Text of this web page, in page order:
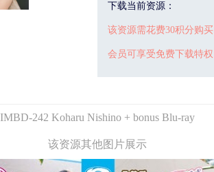
下载当前资源：
该资源需花费30积分购买
会员可享受免费下载特权
IMBD-242 Koharu Nishino + bonus Blu-ray
该资源其他图片展示